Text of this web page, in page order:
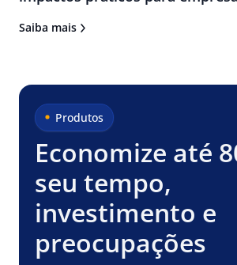
Saiba mais
Produtos
Economize até
seu tempo,
investimento e
preocupações